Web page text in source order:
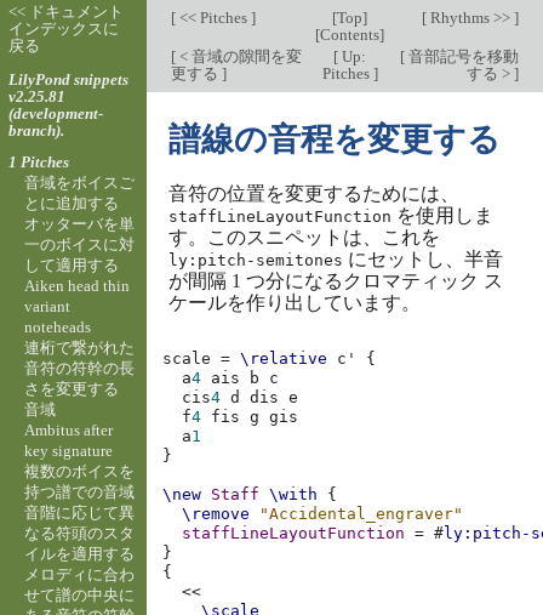
[<< Pitches ] [Top]
[Contents]
[Rhythms >> ]
[< 音域の隙間を変
更する ]
[ Up:
Pitches ]
[音部記号を移動
する > ]
譜線の音程を変更する
音符の位置を変更するためには、
staffLineLayoutFunction を使用しま
す。このスニペットは、これを
ly:pitch-semitones にセットし、半音
が間隔 1 つ分になるクロマティック ス
ケールを作り出しています。
scale = \relative c'
{
a4 ais b
c
cis4 d dis
e
f4 fis g
gis
a1
}
\new Staff \with
{
\remove
"Accidental_engraver"
staffLineLayoutFunction
= #ly:pitch-
}
{
<<
\scale
<< ドキュメント
インデックスに
戻る
LilyPond snippets
v2.25.81
(development-
branch).
1 Pitches
音域をボイスご
とに追加する
オッターバを単
一のボイスに対
して適用する
Aiken head thin
variant
noteheads
連桁で繋がれた
音符の符幹の長
さを変更する
音域
Ambitus after
key signature
複数のボイスを
持つ譜での音域
音階に応じて異
なる符頭のスタ
イルを適用する
メロディに合わ
せて譜の中央に